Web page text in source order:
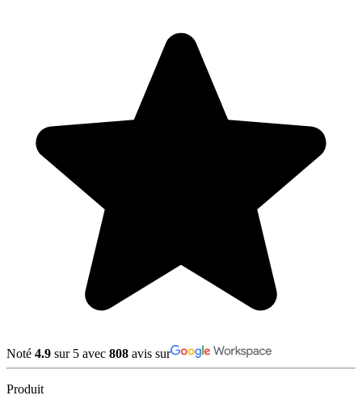
Noté 4.9 sur 5 avec 808 avis sur
Produit